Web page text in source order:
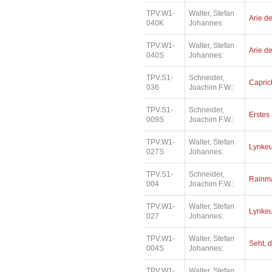
TPV.W1-
040K
Walter, Stefan
Johannes:
Arie
TPV.W1-
040S
Walter, Stefan
Johannes:
Arie
TPV.S1-
036
Schneider,
Joachim F.W.:
TPV.S1-
009S
Schneider,
Joachim F.W.:
TPV.W1-
027S
Walter, Stefan
Johannes:
TPV.S1-
004
Schneider,
Joachim F.W.:
TPV.W1-
027
Walter, Stefan
Johannes:
TPV.W1-
004S
Walter, Stefan
Johannes:
Seht,